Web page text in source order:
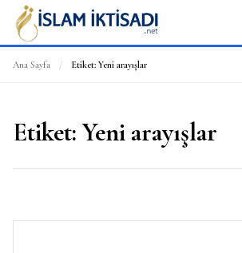
Ana Sayfa / Etiket: Yeni arayışlar
Etiket: Yeni arayışlar